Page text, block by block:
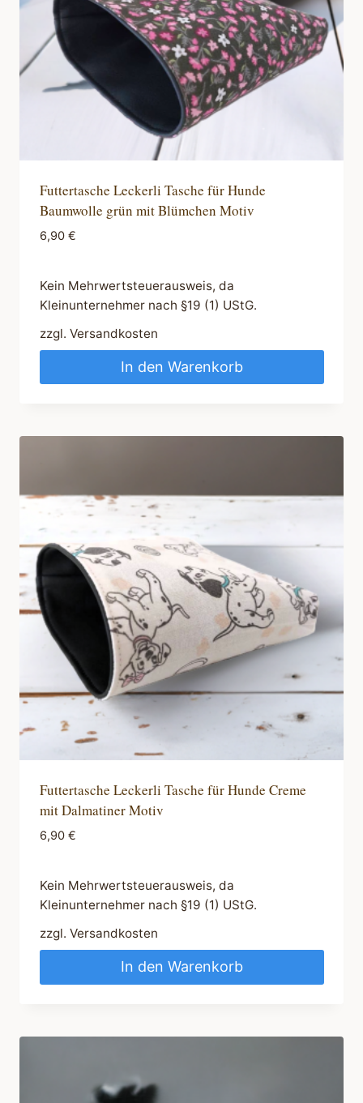
Futtertasche Leckerli Tasche für Hunde
Baumwolle grün mit Blümchen Motiv
6,90 €
Kein Mehrwertsteuerausweis, da
Kleinunternehmer nach §19 (1) UStG.
zzgl. Versandkosten
In den Warenkorb
Futtertasche Leckerli Tasche für Hunde Creme
mit Dalmatiner Motiv
6,90 €
Kein Mehrwertsteuerausweis, da
Kleinunternehmer nach §19 (1) UStG.
zzgl. Versandkosten
In den Warenkorb